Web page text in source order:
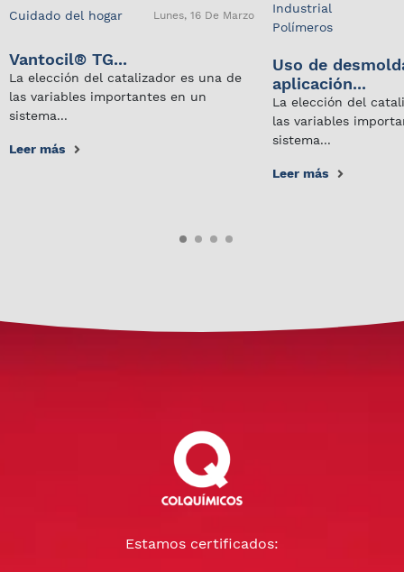
Cuidado del hogar Lunes, 16 De Marzo
Vantocil® TG...
La elección del catalizador es una de
las variables importantes en un
sistema...
Leer más
Industrial
Polímeros
Uso de
aplicación...
La elección del
las variables
sistema...
Leer más
Estamos certificados: